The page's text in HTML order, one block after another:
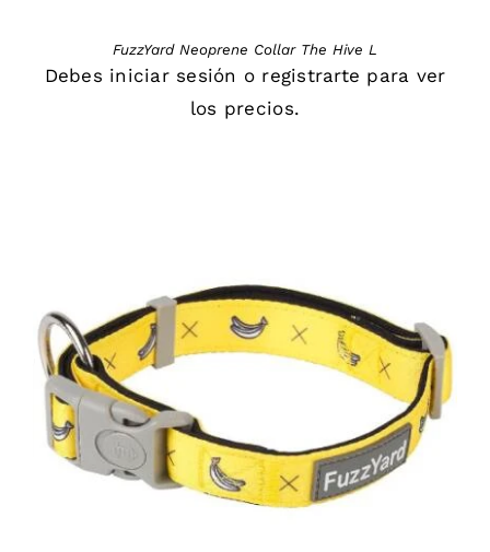
FuzzYard Neoprene Collar The Hive L
Debes iniciar sesión o registrarte para ver
los precios.